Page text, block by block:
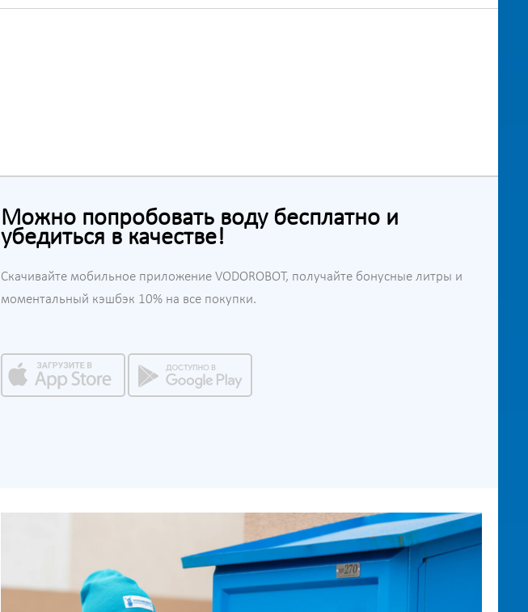
Можно попробовать воду бесплатно и
убедиться в качестве!
Скачивайте мобильное приложение VODOROBOT, получайте бонусные литры и
моментальный кэшбэк 10% на все покупки.